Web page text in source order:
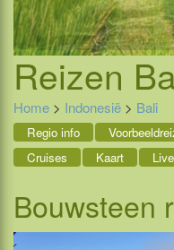
Reizen
Home > Indonesië > Bali
Regio info
Cruises
Kaart
Bouwsteen